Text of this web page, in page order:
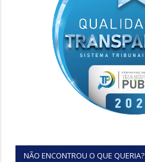
NÃO ENCONTROU O QUE QUERIA?